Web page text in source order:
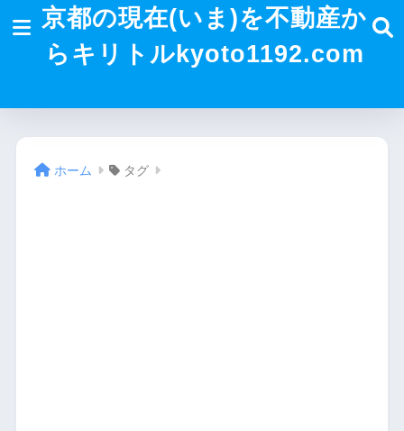
京都の現在(いま)を不動産か
らキリトルkyoto1192.com
ホーム タグ